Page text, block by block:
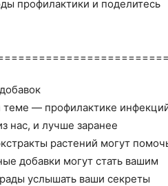
профилактики и поделитесь
теме — профилактике
нас, и лучше заранее
растений могут
добавки могут стать вашим
услышать ваши секреты